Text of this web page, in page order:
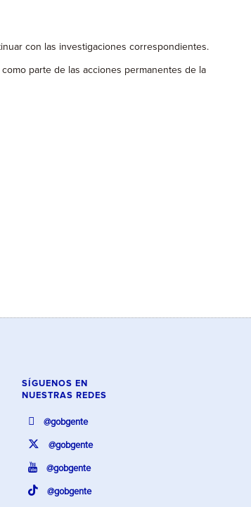
con las investigaciones correspondientes.
parte de las acciones permanentes de la
SÍGUENOS EN
NUESTRAS REDES
@gobgente
@gobgente
@gobgente
@gobgente